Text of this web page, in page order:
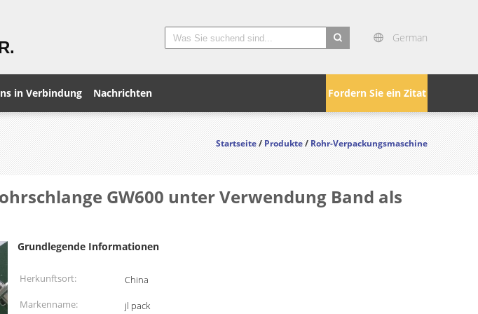
German
Fordern Sie ein Zitat
in Verbindung Nachrichten
Startseite/Produkte/Rohr-Verpackungsmaschine
GW600 unter Verwendung Band als
Grundlegende Informationen
Herkunftsort:
China
Markenname:
jl pack